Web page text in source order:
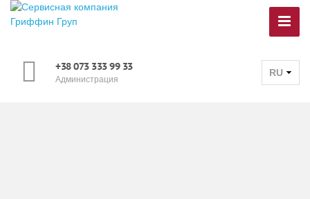
RU
+38 073 333 99 33
Администрация